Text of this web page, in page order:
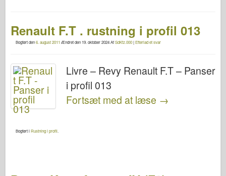
Renault F.T . rustning i profil 013
Bogført den6. august 2011 Ændret den 19. oktober 2024AfSdKfz.000|Efterlad et svar
Livre – Revy Renault F.T – Panser
i profil 013
Fortsæt med at læse →
Bogført iRustning i profil